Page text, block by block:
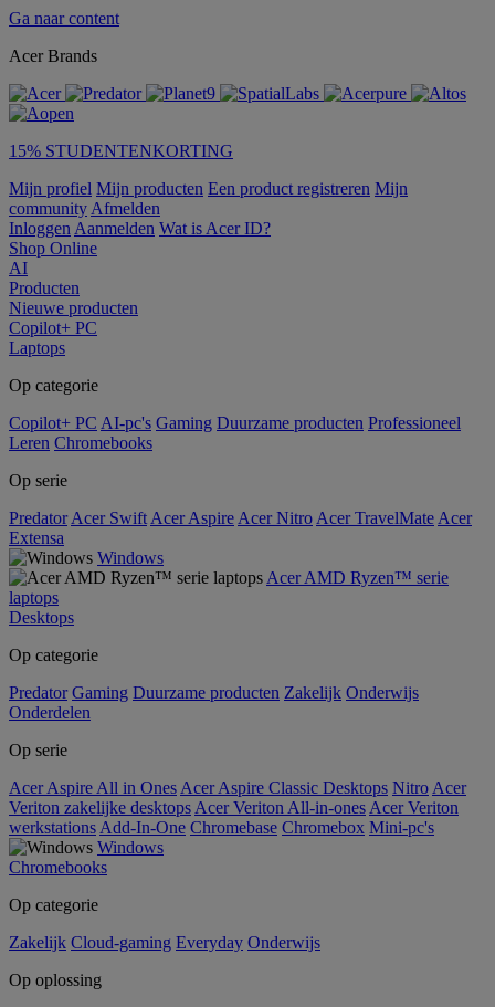
Ga naar content
Acer Brands
15% STUDENTENKORTING
Mijn profiel Mijn producten Een product registreren Mijn
community Afmelden
Inloggen Aanmelden Wat is Acer ID?
Shop Online
AI
Producten
Nieuwe producten
Copilot+ PC
Laptops
Op categorie
Copilot+ PC AI-pc's Gaming Duurzame producten Professioneel
Leren Chromebooks
Op serie
Predator Acer Swift Acer Aspire Acer Nitro Acer TravelMate Acer
Extensa
Windows
Acer AMD Ryzen™ serie
laptops
Desktops
Op categorie
Predator Gaming Duurzame producten Zakelijk Onderwijs
Onderdelen
Op serie
Acer Aspire All in Ones Acer Aspire Classic Desktops Nitro Acer
Veriton zakelijke desktops Acer Veriton All-in-ones Acer Veriton
werkstations Add-In-One Chromebase Chromebox Mini-pc's
Windows
Chromebooks
Op categorie
Zakelijk Cloud-gaming Everyday Onderwijs
Op oplossing